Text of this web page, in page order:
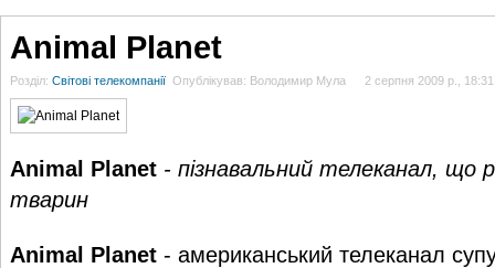
Animal Planet
Розділ: Світові телекомпанії Опублікував: Володимир Мула 2 серпня 2009 р., 18:31
Animal Planet - пізнавальний телеканал, що
тварин
Animal Planet - aмериканський телеканал